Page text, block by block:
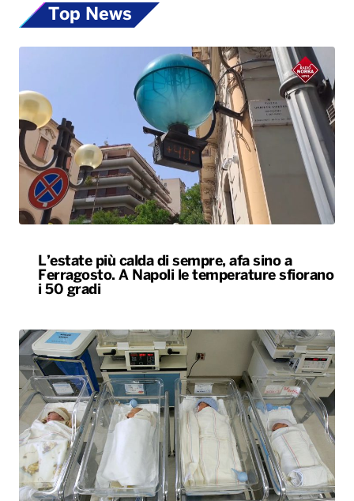
Top News
L’estate più calda di sempre, afa sino a
Ferragosto. A Napoli le temperature sfiorano
i 50 gradi